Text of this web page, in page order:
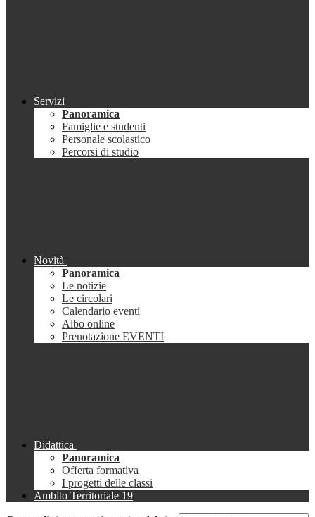
Servizi
Panoramica
Famiglie e studenti
Personale scolastico
Percorsi di studio
Novità
Panoramica
Le notizie
Le circolari
Calendario eventi
Albo online
Prenotazione EVENTI
Didattica
Panoramica
Offerta formativa
I progetti delle classi
Ambito Territoriale 19